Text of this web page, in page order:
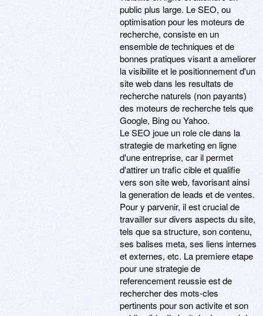
public plus large. Le SEO, ou
optimisation pour les moteurs de
recherche, consiste en un
ensemble de techniques et de
bonnes pratiques visant a ameliorer
la visibilite et le positionnement d'un
site web dans les resultats de
recherche naturels (non payants)
des moteurs de recherche tels que
Google, Bing ou Yahoo.
Le SEO joue un role cle dans la
strategie de marketing en ligne
d'une entreprise, car il permet
d'attirer un trafic cible et qualifie
vers son site web, favorisant ainsi
la generation de leads et de ventes.
Pour y parvenir, il est crucial de
travailler sur divers aspects du site,
tels que sa structure, son contenu,
ses balises meta, ses liens internes
et externes, etc. La premiere etape
pour une strategie de
referencement reussie est de
rechercher des mots-cles
pertinents pour son activite et son